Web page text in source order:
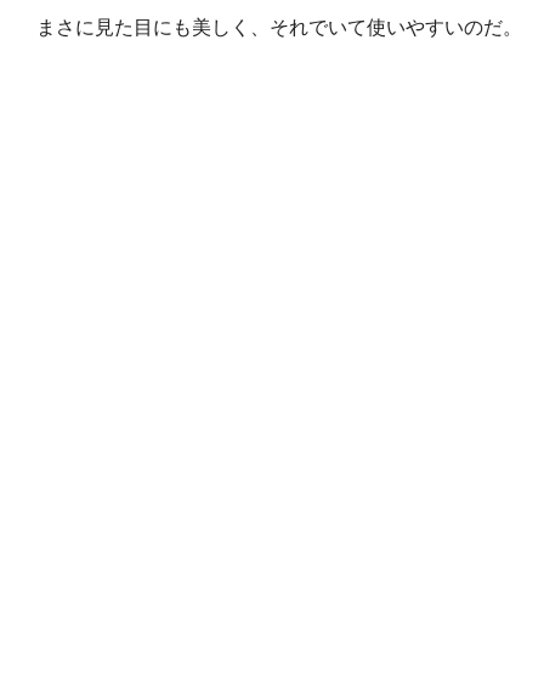
まさに見た目にも美しく、それでいて使いやすいのだ。